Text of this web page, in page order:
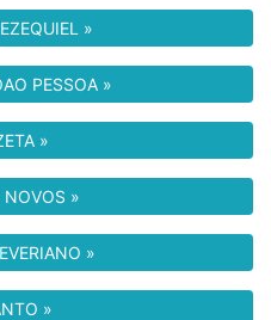
»
PESSOA »
»
NOVOS »
»
»